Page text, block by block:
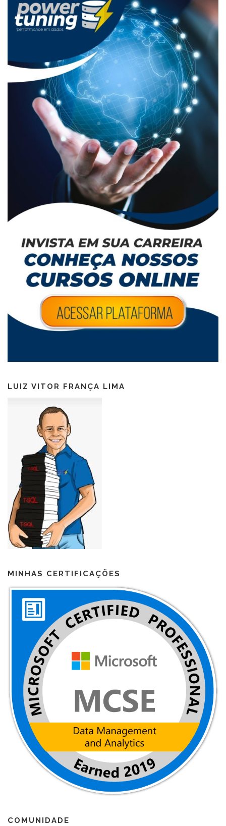
LUIZ VITOR FRANÇA LIMA
MINHAS CERTIFICAÇÕES
COMUNIDADE